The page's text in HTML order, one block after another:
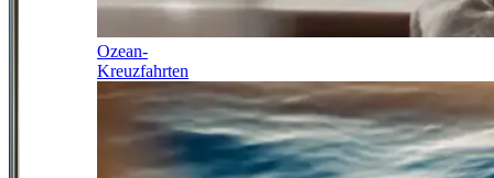
Ozean-
Kreuzfahrten